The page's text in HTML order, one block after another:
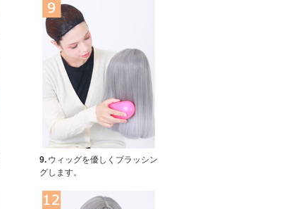
9. ウィッグを優しくブラッシン
グします。